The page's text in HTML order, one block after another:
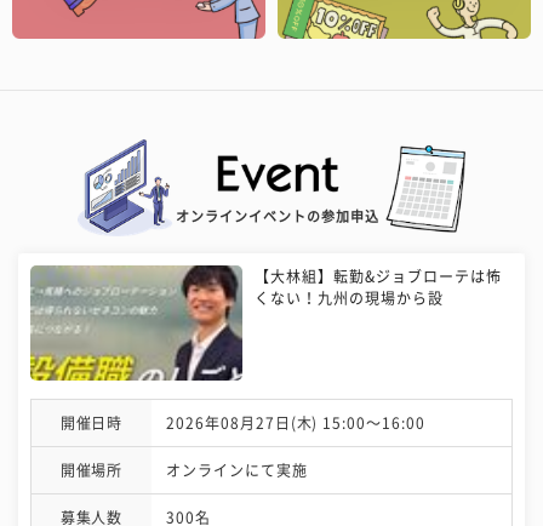
オンラインイベントの参加申込
【大林組】転勤&ジョブローテは怖
くない！九州の現場から設
開催日時 2026年08月27日(木) 15:00〜16:00
開催場所 オンラインにて実施
募集人数 300名